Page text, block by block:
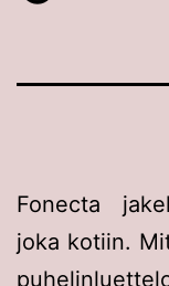
Fonecta
joka kotiin.